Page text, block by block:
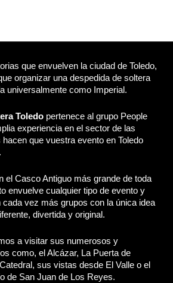
que envuelven la ciudad de Toledo,
organizar una despedida de soltera
universalmente como Imperial.
Toledo pertenece al grupo People
experiencia en el sector de las
que vuestra evento en Toledo
el Casco Antiguo más grande de toda
envuelve cualquier tipo de evento y
vez más grupos con la única idea
divertida y original.
a visitar sus numerosos y
como, el Alcázar, La Puerta de
sus vistas desde El Valle o el
de San Juan de Los Reyes.